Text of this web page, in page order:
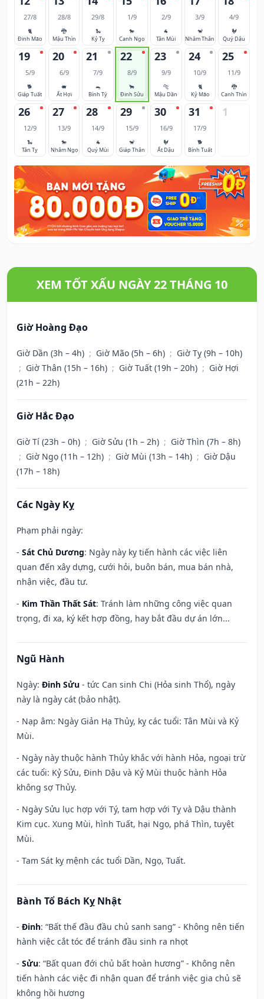
27/8
🐈
Đinh Mão
28/8
🐉
Mậu Thìn
29/8
🐍
Kỷ Tỵ
1/9
🐎
Canh Ngọ
2/9
🐐
Tân Mùi
3/9
🐒
Nhâm Thân
4/9
🐓
Quý Dậu
19
5/9
🐕
Giáp Tuất
20
6/9
🐖
Ất Hợi
21
7/9
🐀
Bính Tý
22
8/9
🐂
Đinh Sửu
23
9/9
🐅
Mậu Dần
24
10/9
🐈
Kỷ Mão
25
11/9
🐉
Canh Thìn
26
12/9
🐍
Tân Tỵ
27
13/9
🐎
Nhâm Ngọ
28
14/9
🐐
Quý Mùi
29
15/9
🐒
Giáp Thân
30
16/9
🐓
Ất Dậu
31
17/9
🐕
Bính Tuất
1
XEM TỐT XẤU NGÀY 22 THÁNG 10
Giờ Hoàng Đạo
Giờ Dần (3h – 4h) ; Giờ Mão (5h – 6h) ; Giờ Tỵ (9h – 10h)
; Giờ Thân (15h – 16h) ; Giờ Tuất (19h – 20h) ; Giờ Hợi
(21h – 22h)
Giờ Hắc Đạo
Giờ Tí (23h – 0h) ; Giờ Sửu (1h – 2h) ; Giờ Thìn (7h – 8h)
; Giờ Ngọ (11h – 12h) ; Giờ Mùi (13h – 14h) ; Giờ Dậu
(17h – 18h)
Các Ngày Kỵ
Phạm phải ngày:
- Sát Chủ Dương: Ngày này kỵ tiến hành các việc liên
quan đến xây dựng, cưới hỏi, buôn bán, mua bán nhà,
nhận việc, đầu tư.
- Kim Thần Thất Sát: Tránh làm những công việc quan
trọng, đi xa, ký kết hợp đồng, hay bắt đầu dự án lớn...
Ngũ Hành
Ngày: Đinh Sửu - tức Can sinh Chi (Hỏa sinh Thổ), ngày
này là ngày cát (bảo nhật).
- Nạp âm: Ngày Giản Hạ Thủy, kỵ các tuổi: Tân Mùi và Kỷ
Mùi.
- Ngày này thuộc hành Thủy khắc với hành Hỏa, ngoại trừ
các tuổi: Kỷ Sửu, Đinh Dậu và Kỷ Mùi thuộc hành Hỏa
không sợ Thủy.
- Ngày Sửu lục hợp với Tý, tam hợp với Tỵ và Dậu thành
Kim cục. Xung Mùi, hình Tuất, hại Ngọ, phá Thìn, tuyệt
Mùi.
- Tam Sát kỵ mệnh các tuổi Dần, Ngọ, Tuất.
Bành Tổ Bách Kỵ Nhật
- Đinh: “Bất thế đầu đầu chủ sanh sang” - Không nên tiến
hành việc cắt tóc để tránh đầu sinh ra nhọt
- Sửu: “Bất quan đới chủ bất hoàn hương” - Không nên
tiến hành các việc đi nhận quan để tránh việc gia chủ sẽ
không hồi hương